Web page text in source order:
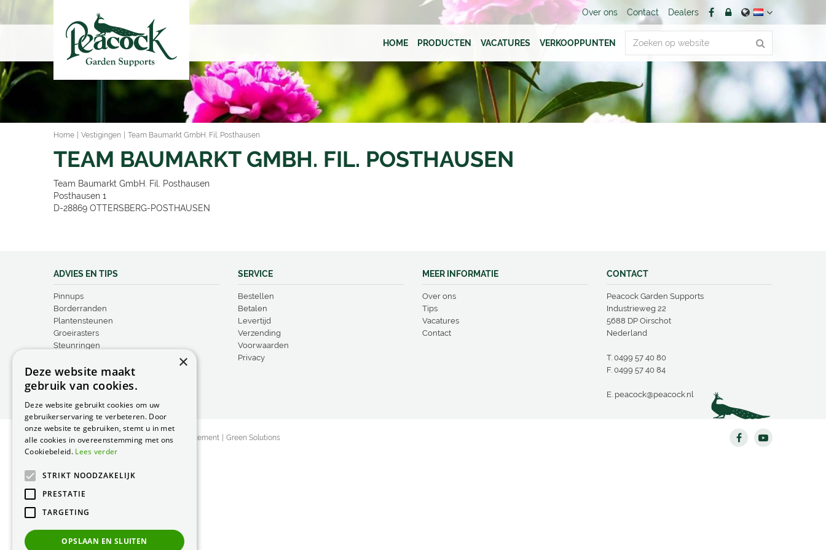
Home Vestigingen Team Baumarkt GmbH. Fil. Posthausen
Over ons Contact Dealers
HOME PRODUCTEN VACATURES VERKOOPPUNTEN
TEAM BAUMARKT GMBH. FIL. POSTHAUSEN
Team Baumarkt GmbH. Fil. Posthausen
Posthausen 1
D-28869 OTTERSBERG-POSTHAUSEN
ADVIES EN TIPS
Pinnups
Borderranden
Plantensteunen
Groeirasters
Steunringen
SERVICE
Bestellen
Betalen
Levertijd
Verzending
Voorwaarden
Privacy
MEER INFORMATIE
Over ons
Tips
Vacatures
Contact
CONTACT
Peacock Garden Supports
Industrieweg 22
5688 DP Oirschot
Nederland
T. 0499 57 40 80
F. 0499 57 40 84
E. peacock@peacock.nl
© Peacock Garden Supports Privacy Statement Green Solutions
×
Deze website maakt
gebruik van cookies.
Deze website gebruikt cookies om uw
gebruikerservaring te verbeteren. Door
onze website te gebruiken, stemt u in met
alle cookies in overeenstemming met ons
Cookiebeleid. Lees verder
STRIKT NOODZAKELIJK
PRESTATIE
TARGETING
OPSLAAN EN SLUITEN